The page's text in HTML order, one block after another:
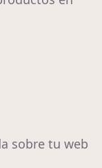
sobre tu web